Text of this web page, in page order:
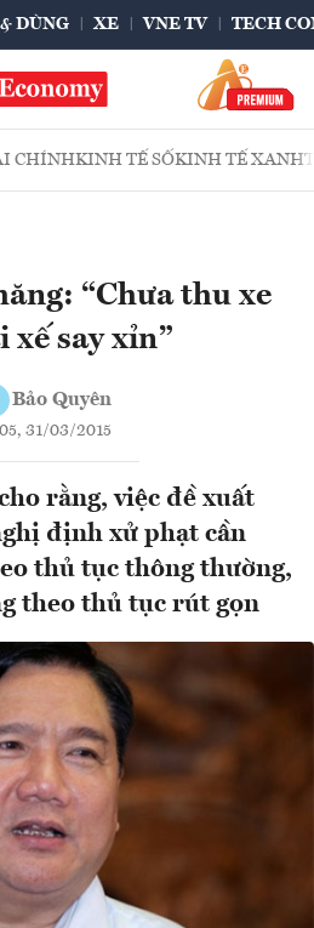
DÙNG XE VNE TV TECH
CHÍNHKINH TẾ SỐKINH TẾ XANH
“Chưa thu xe
xế say xỉn”
Bảo Quyên
31/03/2015
rằng, việc đề xuất
định xử phạt cần
thủ tục thông thường,
theo thủ tục rút gọn